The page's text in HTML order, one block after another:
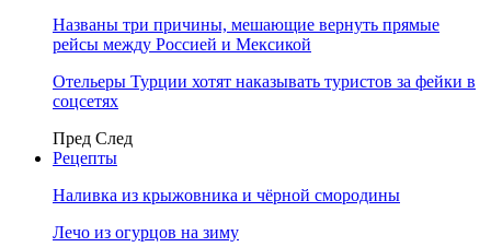
Названы три причины, мешающие вернуть прямые
рейсы между Россией и Мексикой
Отельеры Турции хотят наказывать туристов за фейки в
соцсетях
Пред След
Рецепты
Наливка из крыжовника и чёрной смородины
Лечо из огурцов на зиму